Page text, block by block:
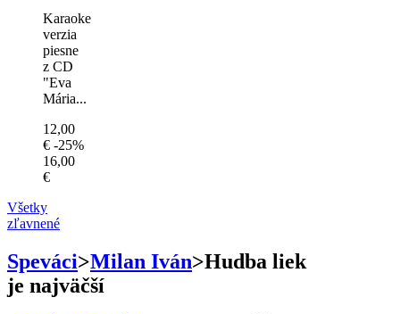
Karaoke
verzia
piesne
z CD
"Eva
Mária...
12,00
€ -25%
16,00
€
Všetky
zľavnené
Speváci>Milan Iván>Hudba liek
je najväčší